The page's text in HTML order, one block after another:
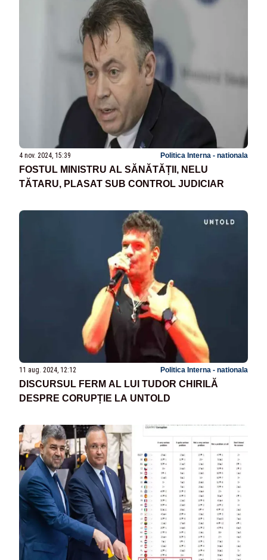
4 nov. 2024, 15:39 Politica Interna - nationala
FOSTUL MINISTRU AL SĂNĂTĂȚII, NELU
TĂTARU, PLASAT SUB CONTROL JUDICIAR
11 aug. 2024, 12:12 Politica Interna - nationala
DISCURSUL FERM AL LUI TUDOR CHIRILĂ
DESPRE CORUPȚIE LA UNTOLD